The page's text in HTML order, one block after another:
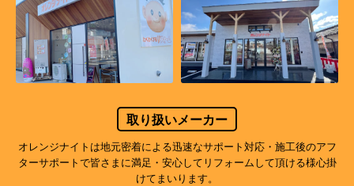
取り扱いメーカー
オレンジナイトは地元密着による迅速なサポート対応・施工後のアフ
ターサポートで皆さまに満足・安心してリフォームして頂ける様心掛
けてまいります。